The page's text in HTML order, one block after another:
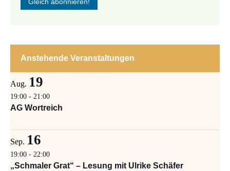
Anstehende Veranstaltungen
Aug. 19
19:00 - 21:00
AG Wortreich
Sep. 16
19:00 - 22:00
„Schmaler Grat“ – Lesung mit Ulrike Schäfer